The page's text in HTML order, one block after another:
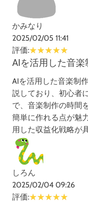
かみなり
2025/02/05 11:41
評価:
AIを活用した音楽
AIを活用した音楽制
説しており、初心者
で、音楽制作の時間
簡単に作れる点が魅
用した収益化戦略が
しろん
2025/02/04 09:26
評価: